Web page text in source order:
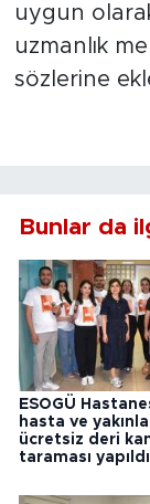
uygun
uzmanlık
sözlerine
Bunlar da
ESOGÜ
hasta ve
ücretsiz deri
taraması yapıldı